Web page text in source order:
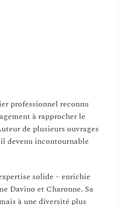
professionnel reconnu
à rapprocher le
de plusieurs ouvrages
devenu incontournable
solide – enrichie
Davino et Charonne. Sa
à une diversité plus